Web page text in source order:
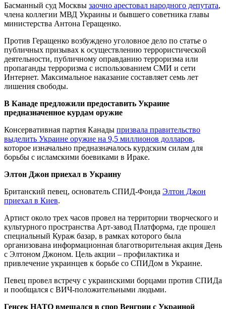
Басманный суд Москвы заочно арестовал народного депутата,
члена коллегии МВД Украины и бывшего советника главы
министерства Антона Геращенко.
Против Геращенко возбуждено уголовное дело по статье о
публичных призывах к осуществлению террористической
деятельности, публичному оправданию терроризма или
пропаганды терроризма с использованием СМИ и сети
Интернет. Максимальное наказание составляет семь лет
лишения свободы.
В Канаде предложили предоставить Украине
предназначенное курдам оружие
Консервативная партия Канады призвала правительство
выделить Украине оружие на 9,5 миллионов долларов,
которое изначально предназначалось курдским силам для
борьбы с исламскими боевиками в Ираке.
Элтон Джон приехал в Украину
Британский певец, основатель СПИД-Фонда Элтон Джон
приехал в Киев.
Артист около трех часов провел на территории творческого и
культурного пространства Арт-завод Платформа, где прошел
специальный Кураж базар, в рамках которого была
организована информационная благотворительная акция День
с Элтоном Джоном. Цель акции – профилактика и
привлечение украинцев к борьбе со СПИДом в Украине.
Певец провел встречу с украинскими борцами против СПИДа
и пообщался с ВИЧ-положительными людьми.
Генсек НАТО вмешался в спор Венгрии с Украиной